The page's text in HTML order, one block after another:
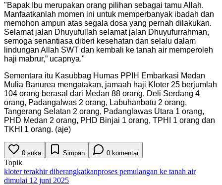
"Bapak Ibu merupakan orang pilihan sebagai tamu Allah.
Manfaatkanlah momen ini untuk memperbanyak ibadah dan
memohon ampun atas segala dosa yang pernah dilakukan.
Selamat jalan Dhuyufullah selamat jalan Dhuyufurrahman,
semoga senantiasa diberi kesehatan dan selalu dalam
lindungan Allah SWT dan kembali ke tanah air memperoleh
haji mabrur,” ucapnya."
Sementara itu Kasubbag Humas PPIH Embarkasi Medan
Mulia Banurea mengatakan, jamaah haji Kloter 25 berjumlah
104 orang berasal dari Medan 88 orang, Deli Serdang 4
orang, Padangalwas 2 orang, Labuhanbatu 2 orang,
Tangerang Selatan 2 orang, Padanglawas Utara 1 orang,
PHD Medan 2 orang, PHD Binjai 1 orang, TPHI 1 orang dan
TKHI 1 orang. (aje)
0 suka Simpan 0 komentar
Topik
kloter terakhir diberangkatkanproses pemulangan ke tanah air
dimulai 12 juni 2025